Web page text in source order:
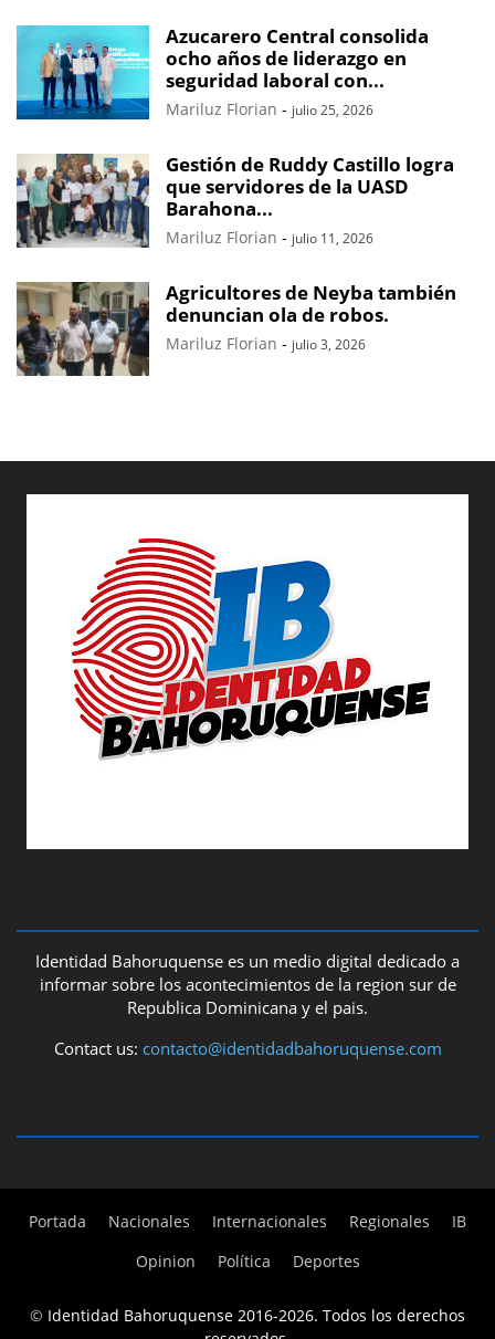
Azucarero Central consolida
ocho años de liderazgo en
seguridad laboral con...
Mariluz Florian - julio 25, 2026
Gestión de Ruddy Castillo logra
que servidores de la UASD
Barahona...
Mariluz Florian - julio 11, 2026
Agricultores de Neyba también
denuncian ola de robos.
Mariluz Florian - julio 3, 2026
Identidad Bahoruquense es un medio digital dedicado a
informar sobre los acontecimientos de la region sur de
Republica Dominicana y el pais.
Contact us: contacto@identidadbahoruquense.com
Portada Nacionales Internacionales Regionales
IB
Opinion
Política Deportes
© Identidad Bahoruquense 2016-2026. Todos los derechos